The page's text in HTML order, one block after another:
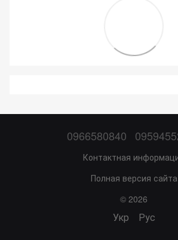
0966580840
Контактная
Полная версия сайта
© 2026
Укр Рус